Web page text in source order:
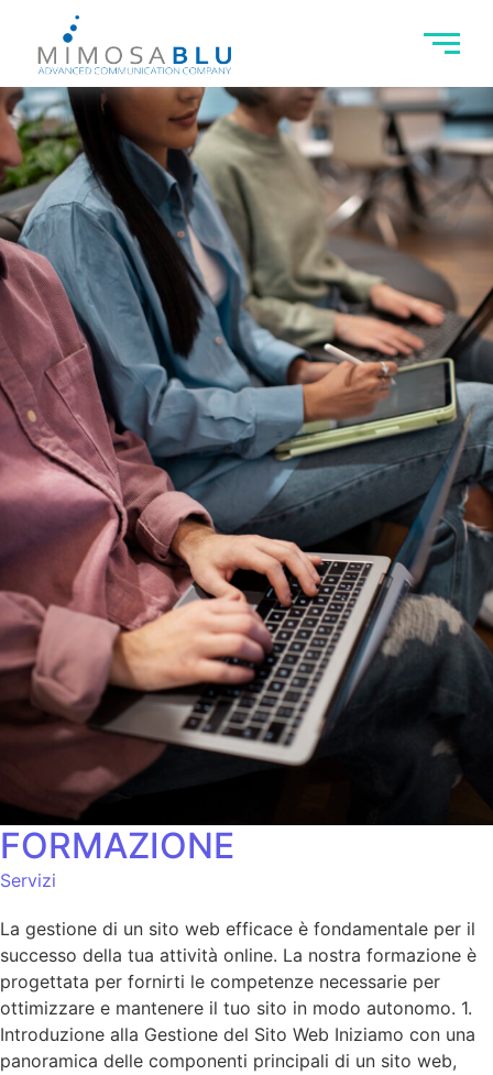
FORMAZIONE
Servizi
La gestione di un sito web efficace è fondamentale per il
successo della tua attività online. La nostra formazione è
progettata per fornirti le competenze necessarie per
ottimizzare e mantenere il tuo sito in modo autonomo. 1.
Introduzione alla Gestione del Sito Web Iniziamo con una
panoramica delle componenti principali di un sito web,